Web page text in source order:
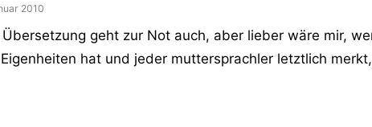
2010
geht zur Not auch, aber lieber wäre mir,
hat und jeder muttersprachler letztlich